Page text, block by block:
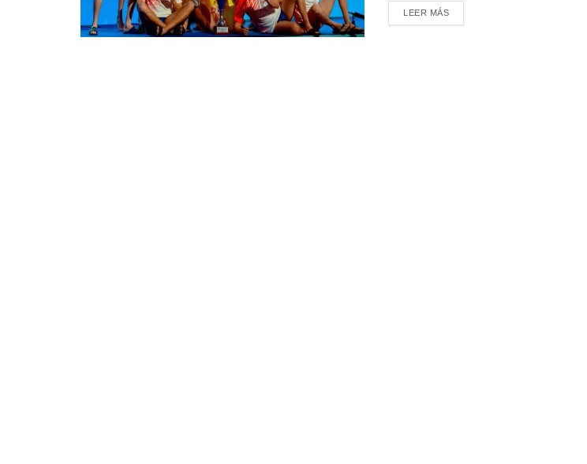
LEER MÁSDETAILS